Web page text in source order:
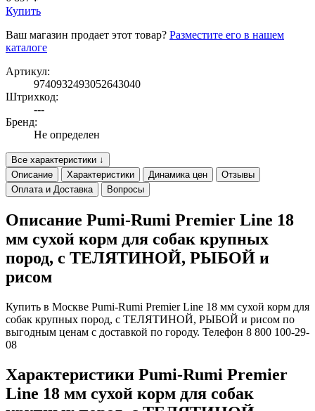
Купить
Ваш магазин продает этот товар? Разместите его в нашем
каталоге
Артикул:
9740932493052643040
Штрихкод:
---
Бренд:
Не определен
Все характеристики ↓
Описание
Характеристики Динамика цен
Отзывы
Оплата и Доставка
Вопросы
Описание Pumi-Rumi Premier Line 18
мм сухой корм для собак крупных
пород, с ТЕЛЯТИНОЙ, РЫБОЙ и
рисом
Купить в Москве Pumi-Rumi Premier Line 18 мм сухой корм для
собак крупных пород, с ТЕЛЯТИНОЙ, РЫБОЙ и рисом по
выгодным ценам с доставкой по городу. Телефон 8 800 100-29-
08
Характеристики Pumi-Rumi Premier
Line 18 мм сухой корм для собак